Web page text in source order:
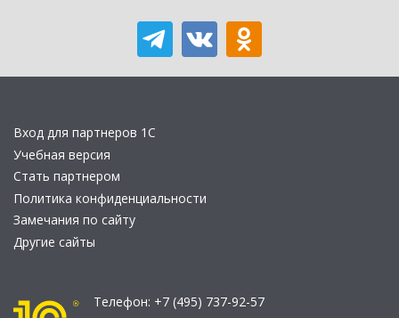
Вход для партнеров 1С
Учебная версия
Стать партнером
Политика конфиденциальности
Замечания по сайту
Другие сайты
Телефон: +7 (495) 737-92-57